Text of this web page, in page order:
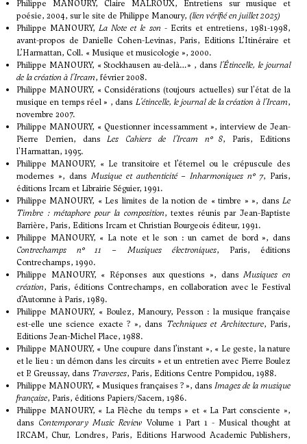
Philippe MANOURY, Claire MALROUX, Entretiens sur musique et
poésie, 2004, surle site de Philippe Manoury, (lien vérifié en juillet 2025)
Philippe MANOURY,La Note et le son - Ecrits et entretiens, 1981-1998,
avant-propos de Danielle Cohen-Levinas, Paris, Editions L’Itinéraire et
L’Harmattan, Coll. « Musique et musicologie », 2000.
Philippe MANOURY, « Stockhausen au-delà…» , dans l'Étincelle, le journal
de la création à l'Ircam, février 2008.
Philippe MANOURY, « Considérations (toujours actuelles) sur l'état de la
musique en temps réel » , dans L'étincelle, le journal de la création à l'Ircam,
novembre 2007.
Philippe MANOURY, « Questionner incessamment », interview de Jean-
Pierre Derrien, dansLes Cahiers de l’Ircam n° 8, Paris, Editions
l'Harmattan, 1995.
Philippe MANOURY, « Le transitoire et l’éternel ou le crépuscule des
modernes », dans Musique et authenticité – Inharmoniques n° 7, Paris,
éditions Ircam et Librairie Séguier, 1991.
Philippe MANOURY, « Les limites de la notion de « timbre » », dans Le
Timbre : métaphore pour la composition, textes réunis par Jean-Baptiste
Barrière, Paris, Editions Ircam et Christian Bourgeois éditeur, 1991.
Philippe MANOURY, « La note et le son : un carnet de bord », dans
Contrechamps n° 11 – Musiques électroniques, Paris, éditions
Contrechamps, 1990.
Philippe MANOURY, « Réponses aux questions », dansMusiques en
création, Paris, éditions Contrechamps, en collaboration avec le Festival
d’Automne à Paris, 1989.
Philippe MANOURY, « Boulez, Manoury, Pesson : la musique française
est-elle une science exacte ? », dans Techniques et Architecture, Paris,
Editions Jean-Michel Place, 1988.
Philippe MANOURY, « Une coupure dans l’instant », « Le geste, la nature
et le lieu : un démon dans les circuits » et un entretien avec Pierre Boulez
et P. Greussay, dans Traverses, Paris, Editions Centre Pompidou, 1988.
Philippe MANOURY, « Musiques françaises ? », dans Images de la musique
française, Paris, éditions Papiers/Sacem, 1986.
Philippe MANOURY, « La Flèche du temps » et « La Part consciente »,
dans Contemporary Music Review Volume 1 Part 1 - Musical thought at
IRCAM, Chur, Londres, Paris, Editions Harwood Academic Publishers,